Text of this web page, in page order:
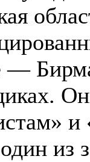
—
и
из